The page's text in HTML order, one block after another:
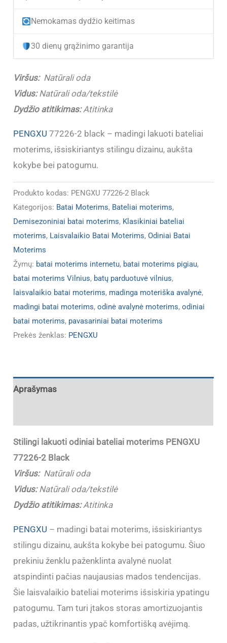
moterims
77226-
Nemokamas dydžio keitimas
30 dienų grąžinimo garantija
Viršus:Natūrali oda
Vidus:Natūrali oda/tekstilė
Dydžio atitikimas:Atitinka
PENGXU 77226-2 black – madingi lakuoti bateliai
moterims, išsiskiriantys stilingu dizainu, aukšta
kokybe bei patogumu.
Produkto kodas: PENGXU 77226-2 Black
Kategorijos: Batai Moterims, Bateliai moterims,
Demisezoniniai batai moterims, Klasikiniai bateliai
moterims, Laisvalaikio Batai Moterims,Odiniai Batai
Moterims
Žymų: batai moterims internetu, batai moterims pigiau,
batai moterims Vilnius, batų parduotuvė vilnius,
laisvalaikio batai moterims, madinga moteriška avalynė,
madingi batai moterims,odinė avalynė moterims,odiniai
batai moterims, pavasariniai batai moterims
Prekės ženklas: PENGXU
Aprašymas
Stilingi lakuoti odiniai bateliai moterims PENGXU
77226-2 Black
Viršus:Natūrali oda
Vidus:Natūrali oda/tekstilė
Dydžio atitikimas:Atitinka
PENGXU – madingi batai moterims, išsiskiriantys
stilingu dizainu, aukšta kokybe bei patogumu. Šiuo
prekiniu ženklu paženklinta avalynė nuolat
atspindinti pačias naujausias mados tendencijas.
Šie laisvalaikio bateliai moterims išsiskiria ypatingu
patogumu. Tam turi įtakos storas amortizuojantis
padas, užtikrinantis ypač komfortišką avėjimą.